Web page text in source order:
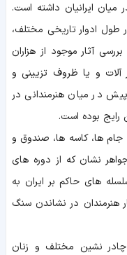
ایرانیان داشته است.
طول ادوار تاریخی مختلف،
آثار موجود از هزاران
و یا ظروف تزیینی و
در میان هنرمندانی در
رایج بوده است.
جام ها، کاسه ها، صندوق و
نشان که از دوره های
های حاکم بر ایران به
هنرمندان در نشاندن سنگ
چادر نشین مختلف و زنان